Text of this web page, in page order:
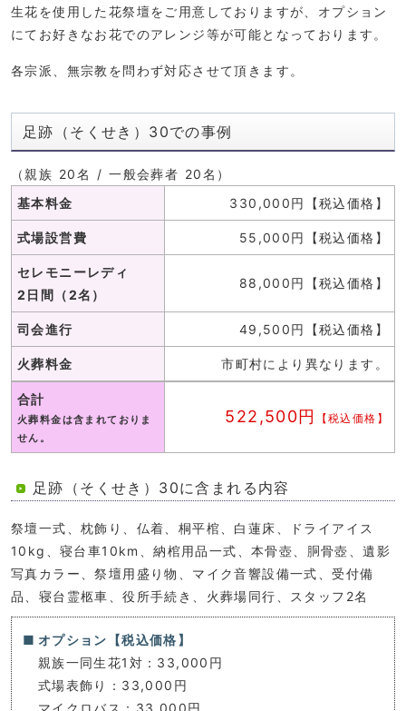
生花を使用した花祭壇をご用意しておりますが、オプション
にてお好きなお花でのアレンジ等が可能となっております。
各宗派、無宗教を問わず対応させて頂きます。
足跡（そくせき）30での事例
（親族 20名 / 一般会葬者 20名）
基本料金
330,000円【税込価格】
式場設営費 55,000円【税込価格】
セレモニーレディ
2日間（2名）
88,000円【税込価格】
司会進行 49,500円【税込価格】
火葬料金 市町村により異なります。
合計
火葬料金は含まれておりま
せん。
522,500円 【税込価格】
足跡（そくせき）30に含まれる内容
祭壇一式、枕飾り、仏着、桐平棺、白蓮床、ドライアイス
10kg、寝台車10km、納棺用品一式、本骨壺、胴骨壺、遺影
写真カラー、祭壇用盛り物、マイク音響設備一式、受付備
品、寝台霊柩車、役所手続き、火葬場同行、スタッフ2名
オプション【税込価格】
親族一同生花1対：33,000円
式場表飾り：33,000円
マイクロバス：33,000円